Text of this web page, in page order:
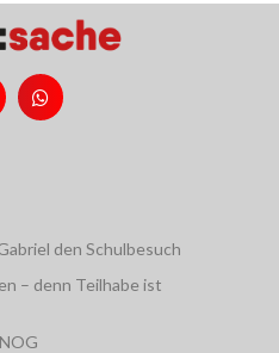
den Schulbesuch
– denn Teilhabe ist